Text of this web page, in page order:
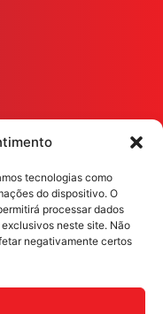
tecnologias como
do dispositivo. O
processar dados
neste site. Não
negativamente certos